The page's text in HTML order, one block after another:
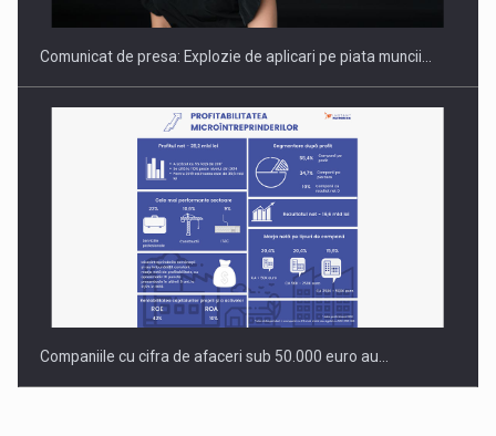
Comunicat de presa: Explozie de aplicari pe piata muncii…
Companiile cu cifra de afaceri sub 50.000 euro au…